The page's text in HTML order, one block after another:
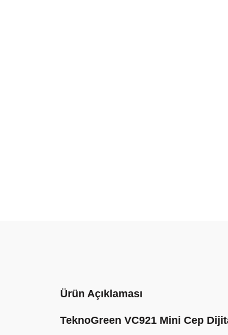
Ürün Açıklaması
TeknoGreen VC921 Mini Cep